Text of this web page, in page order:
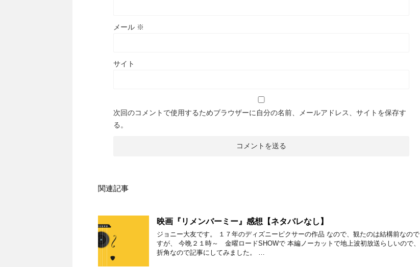
メール ※
サイト
次回のコメントで使用するためブラウザーに自分の名前、メールアドレス、サイトを保存す
る。
関連記事
映画『リメンバーミー』感想【ネタバレなし】
ジョニー大友です。 １７年のディズニーピクサーの作品 なので、観たのは結構前なので
すが、 今晩２１時～ 金曜ロードSHOWで 本編ノーカットで地上波初放送らしいので、
折角なので記事にしてみました。 …